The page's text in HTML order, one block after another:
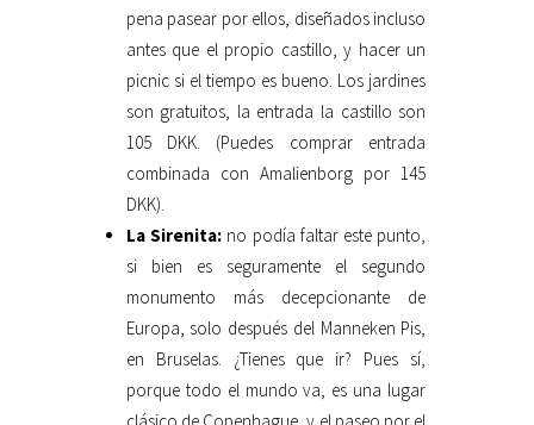
pena pasear por ellos, diseñados incluso
antes que el propio castillo, y hacer un
picnic si el tiempo es bueno. Los jardines
son gratuitos, la entrada la castillo son
105 DKK. (Puedes comprar entrada
combinada con Amalienborg por 145
DKK).
La Sirenita:no podía faltar este punto,
si bien es seguramente el segundo
monumento más decepcionante de
Europa, solo después del Manneken Pis,
en Bruselas. ¿Tienes que ir? Pues sí,
porque todo el mundo va, es una lugar